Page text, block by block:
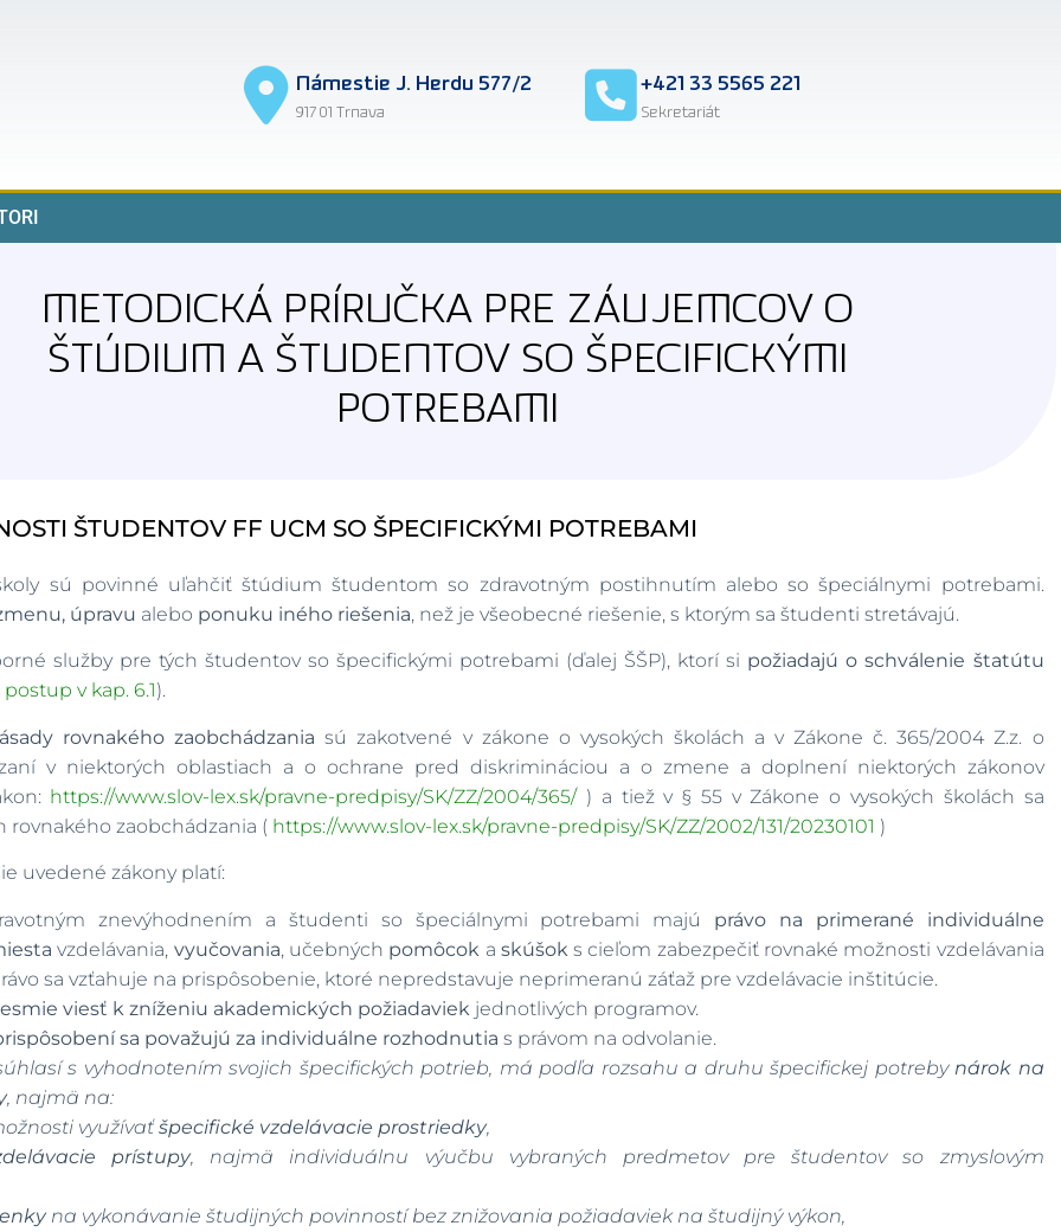
Námestie J. Herdu 577/2
917 01 Trnava
+421 33 5565 221
Sekretariát
METODICKÁ PRÍRUČKA PRE ZÁUJEMCOV O
ŠTÚDIUM A ŠTUDENTOV SO ŠPECIFICKÝMI
POTREBAMI
ŠTUDENTOV FF UCM SO ŠPECIFICKÝMI POTREBAMI
sú povinné uľahčiť štúdium študentom so zdravotným postihnutím alebo so špeciálnymi potrebami.
úpravu alebo ponuku iného riešenia, než je všeobecné riešenie, s ktorým sa študenti stretávajú.
služby pre tých študentov so špecifickými potrebami (ďalej ŠŠP), ktorí si požiadajú o schválenie štatútu
v kap. 6.1).
rovnakého zaobchádzania sú zakotvené v zákone o vysokých školách a v Zákone č. 365/2004 Z.z. o
v niektorých oblastiach a o ochrane pred diskrimináciou a o zmene a doplnení niektorých zákonov
https://www.slov-lex.sk/pravne-predpisy/SK/ZZ/2004/365/) a tiež v § 55 v Zákone o vysokých školách sa
rovnakého zaobchádzania ( https://www.slov-lex.sk/pravne-predpisy/SK/ZZ/2002/131/20230101 )
uvedené zákony platí:
znevýhodnením a študenti so špeciálnymi potrebami majú právo na
primerané individuálne
vzdelávania, vyučovania, učebných pomôcok a skúšok s cieľom zabezpečiť rovnaké možnosti vzdelávania
sa vzťahuje na prispôsobenie, ktoré nepredstavuje neprimeranú záťaž pre vzdelávacie inštitúcie.
viesť k zníženiu akademických požiadaviek jednotlivých programov.
sa považujú za individuálne rozhodnutia s právom na odvolanie.
s vyhodnotením svojich špecifických potrieb, má podľa rozsahu a druhu špecifickej potreby nárok na
, najmä na:
využívaťšpecifické vzdelávacie prostriedky,
prístupy, najmä individuálnu výučbu vybraných predmetov pre študentov so zmyslovým
na vykonávanie študijných povinností bez znižovania požiadaviek na študijný výkon,